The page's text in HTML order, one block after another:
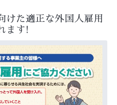
けた適正な外国人雇用
ます!